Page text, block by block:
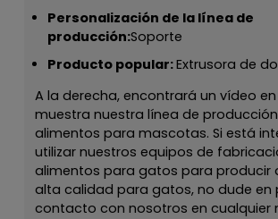
Personalización de la línea de
producción:Soporte
Producto popular:Extrusora de
A la derecha, encontrará un vídeo
muestra nuestra línea de
alimentos para mascotas. Si está
utilizar nuestros equipos de
alimentos para gatos para producir
alta calidad para gatos, no dude en
contacto con nosotros en cualquier